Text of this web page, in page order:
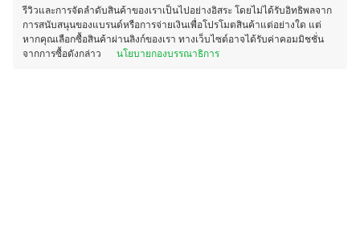
รีวิวและการจัดลำดับสินค้าของเราเป็นไปอย่างอิสระ โดยไม่ได้รับอิทธิพลจาก
การสนับสนุนของแบรนด์หรือการจ่ายเงินเพื่อโปรโมตสินค้าแต่อย่างใด แต่
หากคุณเลือกซื้อสินค้าผ่านลิงก์ของเรา ทางเว็บไซต์อาจได้รับค่าคอมมิชชั่น
จากการซื้อดังกล่าว
นโยบายกองบรรณาธิการ